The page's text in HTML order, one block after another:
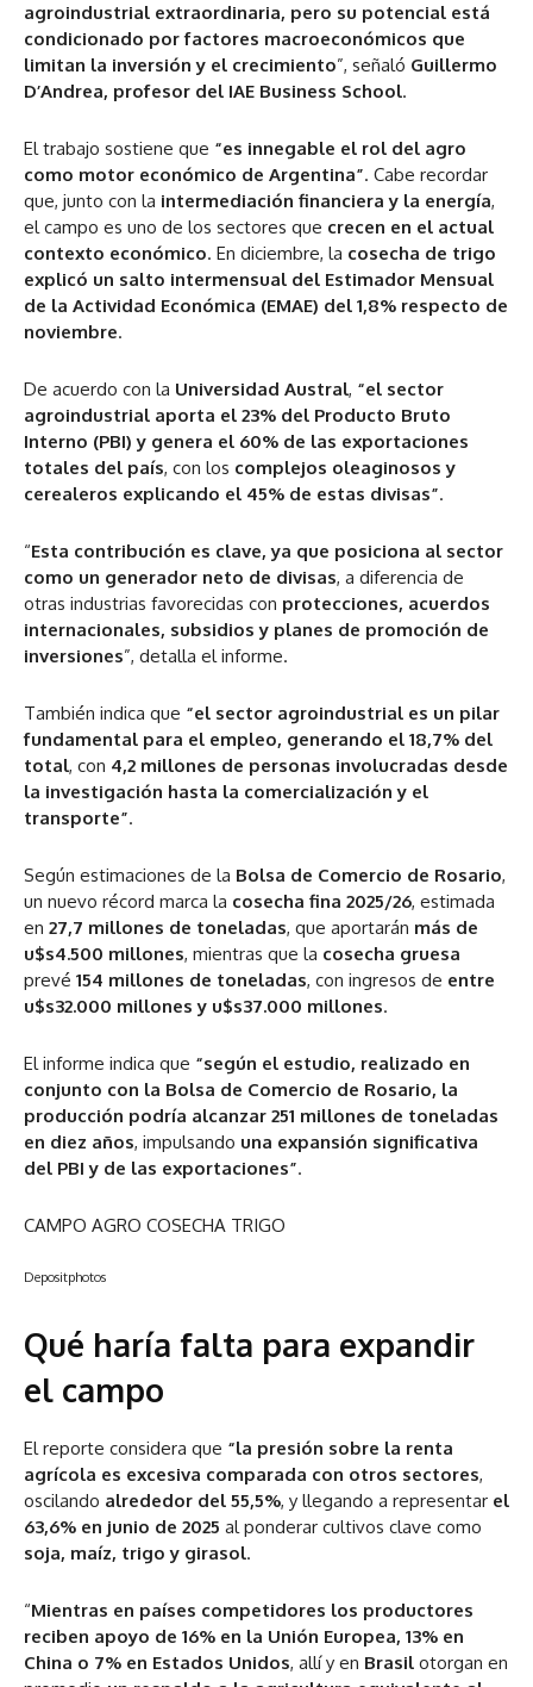
agroindustrial extraordinaria, pero su potencial está
condicionado por factores macroeconómicos que
limitan la inversión y el crecimiento”, señaló Guillermo
D’Andrea, profesor del IAE Business School.
El trabajo sostiene que “es innegable el rol del agro
como motor económico de Argentina”. Cabe recordar
que, junto con la intermediación financiera y la energía,
el campo es uno de los sectores que crecen en el actual
contexto económico. En diciembre, la cosecha de trigo
explicó un salto intermensual del Estimador Mensual
de la Actividad Económica (EMAE) del 1,8% respecto de
noviembre.
De acuerdo con la Universidad Austral, “el sector
agroindustrial aporta el 23% del Producto Bruto
Interno (PBI) y genera el 60% de las exportaciones
totales del país, con los complejos oleaginosos y
cerealeros explicando el 45% de estas divisas”.
“Esta contribución es clave, ya que posiciona al sector
como un generador neto de divisas, a diferencia de
otras industrias favorecidas con protecciones, acuerdos
internacionales, subsidios y planes de promoción de
inversiones”, detalla el informe.
También indica que “el sector agroindustrial es un pilar
fundamental para el empleo, generando el 18,7% del
total, con 4,2 millones de personas involucradas desde
la investigación hasta la comercialización y el
transporte”.
Según estimaciones de la Bolsa de Comercio de Rosario,
un nuevo récord marca la cosecha fina 2025/26, estimada
en 27,7 millones de toneladas, que aportarán más de
u$s4.500 millones, mientras que la cosecha gruesa
prevé 154 millones de toneladas, con ingresos de entre
u$s32.000 millones y u$s37.000 millones.
El informe indica que “según el estudio, realizado en
conjunto con la Bolsa de Comercio de Rosario, la
producción podría alcanzar 251 millones de toneladas
en diez años, impulsando una expansión significativa
del PBI y de las exportaciones”.
CAMPO AGRO COSECHA TRIGO
Depositphotos
Qué haría falta para expandir
el campo
El reporte considera que “la presión sobre la renta
agrícola es excesiva comparada con otros sectores,
oscilando alrededor del 55,5%, y llegando a representar el
63,6% en junio de 2025 al ponderar cultivos clave como
soja, maíz, trigo y girasol.
“Mientras en países competidores los productores
reciben apoyo de 16% en la Unión Europea, 13% en
China o 7% en Estados Unidos, allí y en Brasil otorgan en